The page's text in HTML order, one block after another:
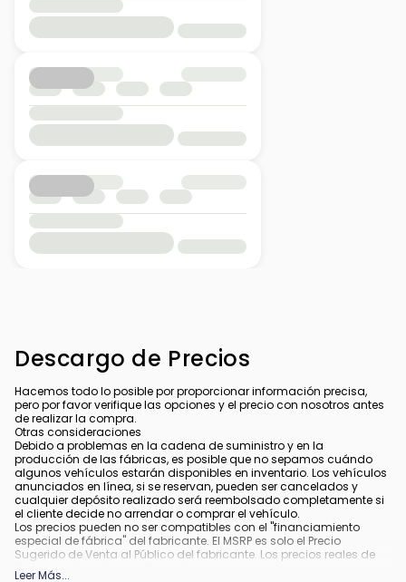
Descargo de Precios
Hacemos todo lo posible por proporcionar información precisa,
pero por favor verifique las opciones y el precio con nosotros antes
de realizar la compra.
Otras consideraciones
Debido a problemas en la cadena de suministro y en la
producción de las fábricas, es posible que no sepamos cuándo
algunos vehículos estarán disponibles en inventario. Los vehículos
anunciados en línea, si se reservan, pueden ser cancelados y
cualquier depósito realizado será reembolsado completamente si
el cliente decide no arrendar o comprar el vehículo.
Los precios pueden no ser compatibles con el "financiamiento
especial de fábrica" del fabricante. El MSRP es solo el Precio
Sugerido de Venta al Público del fabricante. Los precios reales de
los concesionarios pueden variar.
Leer Más...